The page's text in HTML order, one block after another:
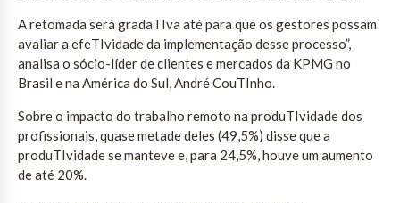
A retomada será gradaTIva até para que os gestores possam
avaliar a efeTIvidade da implementação desse processo”,
analisa o sócio-líder de clientes e mercados da KPMG no
Brasil e na América do Sul, André CouTInho.
Sobre o impacto do trabalho remoto na produTIvidade dos
profissionais, quase metade deles (49,5%) disse que a
produTIvidade se manteve e, para 24,5%, houve um aumento
de até 20%.